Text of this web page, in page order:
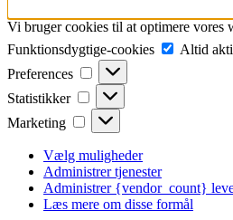
Vi bruger cookies til at optimere vores
Funktionsdygtige-cookies
cookies
Altid
Preferences
Preferences
Statistikker Statistikker
Marketing Marketing
Vælg muligheder
Administrer tjenester
Administrer {vendor_count}
Læs mere om disse formål